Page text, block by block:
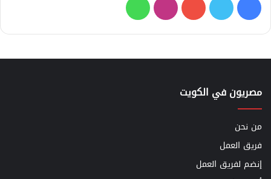
فيسبوك
تويتر يوتيوبانستقرامواتساب
مصريون في الكويت
من نحن
فريق العمل
إنضم لفريق العمل